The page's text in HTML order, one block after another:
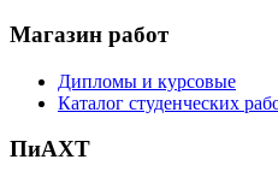
Магазин работ
Дипломы и курсовые
Каталог студенческих
ПиАХТ